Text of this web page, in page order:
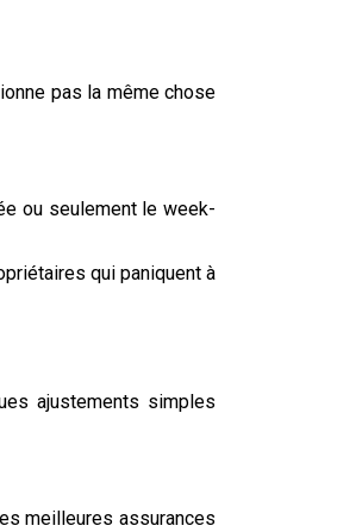
pas la même chose
ou seulement le week-
qui paniquent à
ajustements simples
meilleures assurances